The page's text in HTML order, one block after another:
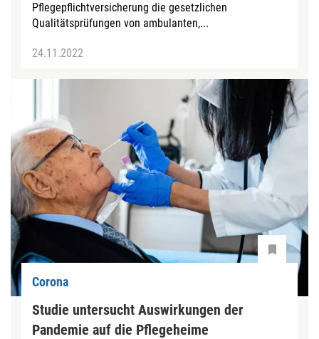
Pflegepflichtversicherung die gesetzlichen
Qualitätsprüfungen von ambulanten,...
24.11.2022
Corona
Studie untersucht Auswirkungen der
Pandemie auf die Pflegeheime